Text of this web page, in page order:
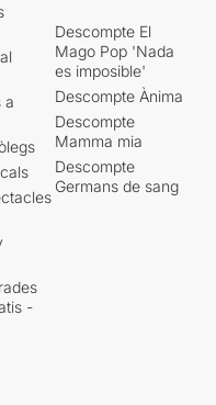
a
-
Descompte El
Mago Pop 'Nada
es imposible'
Descompte Ànima
Descompte
Mamma mia
Descompte
Germans de sang